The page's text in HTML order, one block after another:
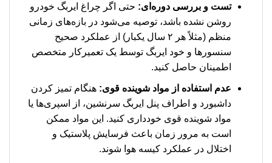
تست و بررسی دوره‌ای: حتی اگر چراغ ایربگ خودرو
روشن نشده باشد، توصیه می‌شود در بازه‌های زمانی
منظم (مثلاً هر ۲ سال یکبار) از عملکرد صحیح
سنسورها و خود ایربگ توسط یک تعمیرکار متخصص
اطمینان حاصل کنید.
عدم استفاده از مواد شوینده قوی: هنگام تمیز کردن
داشبورد و اطراف پنل ایربگ سرنشین، از اسپری‌ها یا
مواد شوینده قوی خودداری کنید. این مواد ممکن
است به مرور زمان باعث فرسایش پلاستیک و
اختلال در عملکرد کیسه هوا شوند.